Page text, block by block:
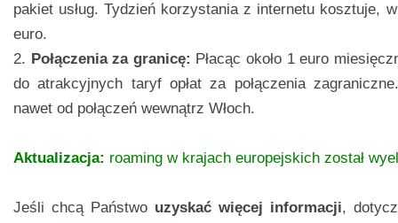
pakiet usług. Tydzień korzystania z internetu kosztuje,
euro.
2. Połączenia za granicę: Płacąc około 1 euro
do atrakcyjnych taryf opłat za połączenia
nawet od połączeń wewnątrz Włoch.
Aktualizacja: roaming w krajach europejskich został
Jeśli chcą Państwo uzyskać więcej informacji,